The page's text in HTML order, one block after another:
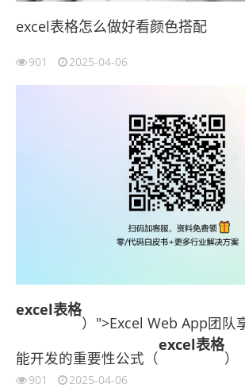
excel表格怎么做好看颜色搭配
901 2025-04-06
excel表格
）">Excel Web App团队
能开发的重要性公式（
excel表格
）
901 2025-04-06